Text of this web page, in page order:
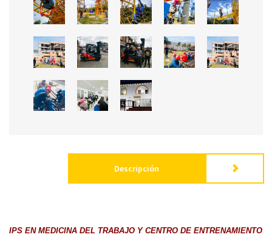
Descripción
IPS EN MEDICINA DEL TRABAJO Y CENTRO DE ENTRENAMIENTO